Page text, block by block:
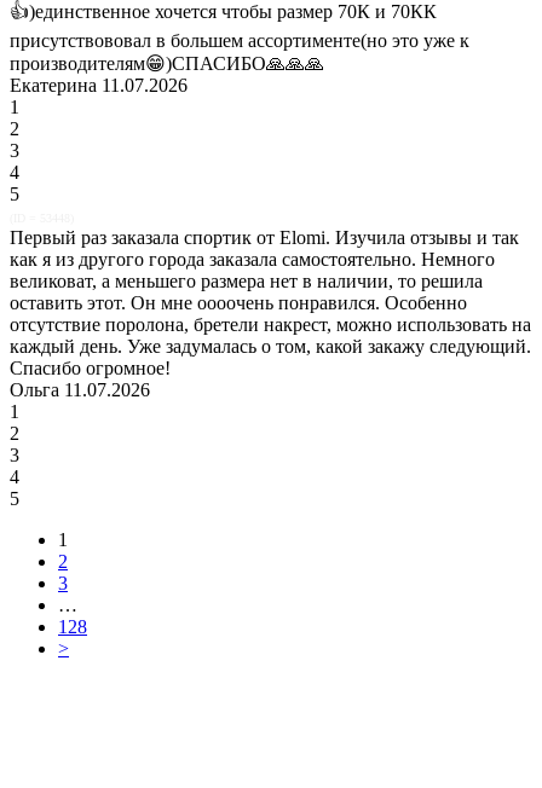
👍)единственное хочется чтобы размер 70К и 70КК
присутствововал в большем ассортименте(но это уже к
производителям😁)СПАСИБО🙏🙏🙏
Екатерина 11.07.2026
1
2
3
4
5
Первый раз заказала спортик от Elomi. Изучила отзывы и так
как я из другого города заказала самостоятельно. Немного
великоват, а меньшего размера нет в наличии, то решила
оставить этот. Он мне оооочень понравился. Особенно
отсутствие поролона, бретели накрест, можно использовать на
каждый день. Уже задумалась о том, какой закажу следующий.
Спасибо огромное!
Ольга 11.07.2026
1
2
3
4
5
1
2
3
…
128
>